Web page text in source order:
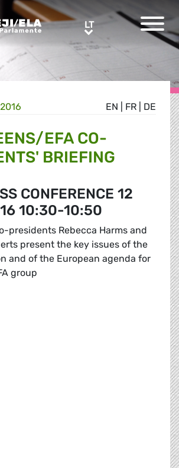
LTLT
EN FR DE
EFA CO-
BRIEFING
CONFERENCE 12
10:30-10:50
presidents Rebecca Harms and
present the key issues of the
and of the European agenda for
group